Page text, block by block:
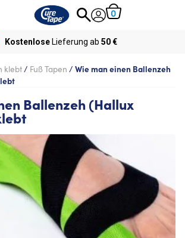
0
KostenloseLieferung ab 50 €
klebt/ Fuß Tapen / Wie man einen Ballenzeh
Ballenzeh (Hallux